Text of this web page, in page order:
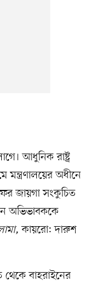
আধুনিক রাষ্ট্র
মন্ত্রণালয়ের অধীনে
জায়গা সংকুচিত
অভিভাবককে
কায়রো: দারুশ
বাহরাইনের